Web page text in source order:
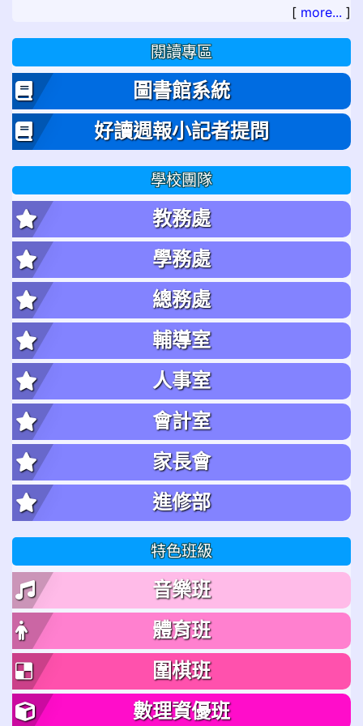
[ more... ]
閱讀專區
圖書館系統
好讀週報小記者提問
學校團隊
教務處
學務處
總務處
輔導室
人事室
會計室
家長會
進修部
特色班級
音樂班
體育班
圍棋班
數理資優班